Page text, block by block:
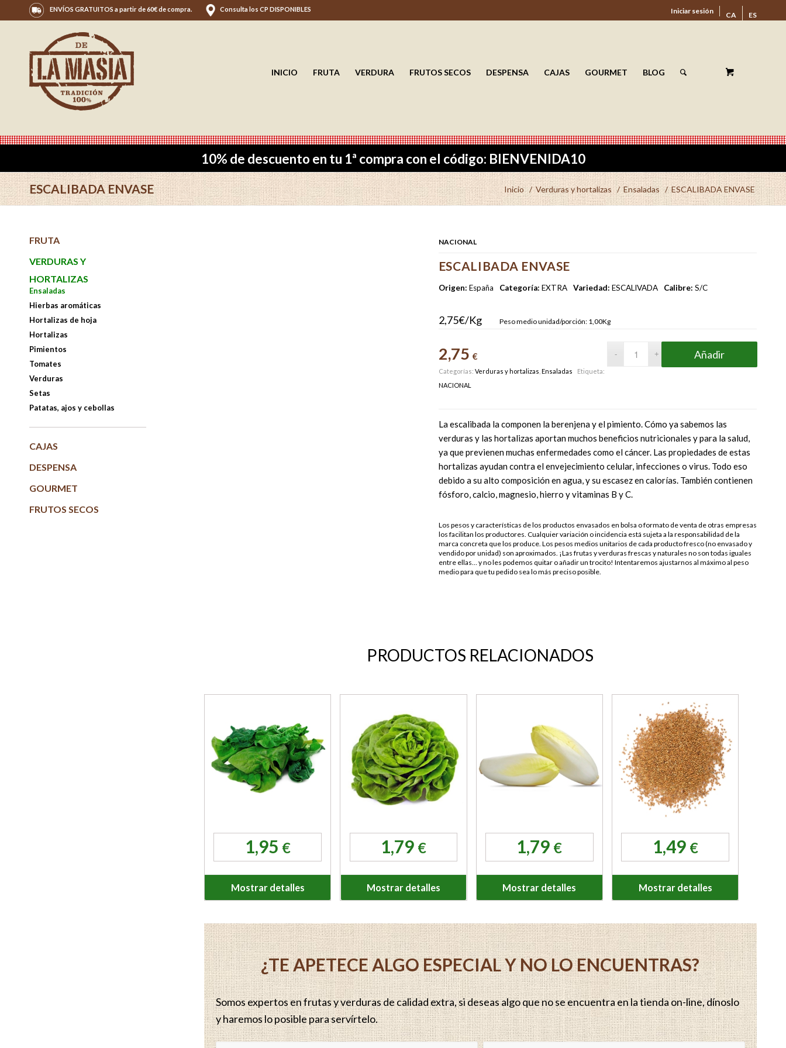
Iniciar sesión CA ES
ENVÍOS GRATUITOS a partir de 60€ de compra. Consulta los CP DISPONIBLES
INICIO FRUTA VERDURA FRUTOS SECOS DESPENSA CAJAS GOURMET BLOG
10% de descuento en tu 1ª compra con el código: BIENVENIDA10
ESCALIBADA ENVASE Inicio / Verduras y hortalizas / Ensaladas / ESCALIBADA ENVASE
NACIONAL
ESCALIBADA ENVASE
Origen: España Categoría: EXTRA Variedad: ESCALIVADA Calibre: S/C
2,75€/Kg Peso medio unidad/porción: 1,00Kg
2,75 € Añadir
Categorías: Verduras y hortalizas Ensaladas
Etiqueta:
NACIONAL
La escalibada la componen la berenjena y el pimiento. Cómo ya sabemos las
verduras y las hortalizas aportan muchos beneficios nutricionales y para la salud,
ya que previenen muchas enfermedades como el cáncer. Las propiedades de estas
hortalizas ayudan contra el envejecimiento celular, infecciones o virus. Todo eso
debido a su alto composición en agua, y su escasez en calorías. También contienen
fósforo, calcio, magnesio, hierro y vitaminas B y C.
Los pesos y características de los productos envasados en bolsa o formato de venta de otras empresas
los facilitan los productores. Cualquier variación o incidencia está sujeta a la responsabilidad de la
marca concreta que los produce. Los pesos medios unitarios de cada producto fresco (no envasado y
vendido por unidad) son aproximados. ¡Las frutas y verduras frescas y naturales no son todas iguales
entre ellas… y no les podemos quitar o añadir un trocito! Intentaremos ajustarnos al máximo al peso
medio para que tu pedido sea lo más preciso posible.
PRODUCTOS RELACIONADOS
1,95 €
Mostrar detalles
1,79 €
Mostrar detalles
1,79 €
Mostrar detalles
1,49 €
Mostrar detalles
¿TE APETECE ALGO ESPECIAL Y NO LO ENCUENTRAS?
Somos expertos en frutas y verduras de calidad extra, si deseas algo que no se encuentra en la tienda on-line, dínoslo
y haremos lo posible para servírtelo.
FRUTA
VERDURAS Y
HORTALIZAS
Ensaladas
Hierbas aromáticas
Hortalizas de hoja
Hortalizas
Pimientos
Tomates
Verduras
Setas
Patatas, ajos y cebollas
CAJAS
DESPENSA
GOURMET
FRUTOS SECOS